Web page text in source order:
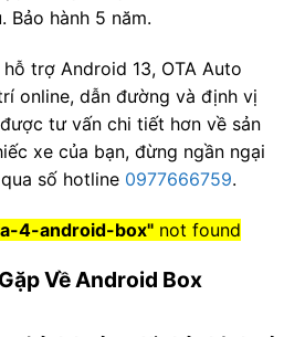
Bảo hành 5 năm.
trợ Android 13, OTA Auto
online, dẫn đường và định vị
tư vấn chi tiết hơn về sản
xe của bạn, đừng ngần ngại
số hotline 0977666759.
4-android-box" not found
Về Android Box